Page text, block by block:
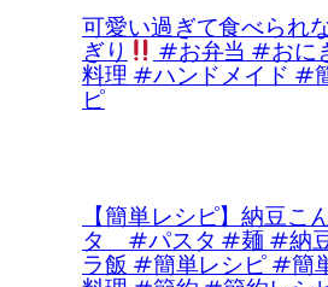
可愛い過ぎて食べられ
ぎり #お弁当 #おに
料理 #ハンドメイド #
ピ
【簡単レシピ】納豆こ
タ #パスタ #麺 #納
ラ飯 #簡単レシピ #簡